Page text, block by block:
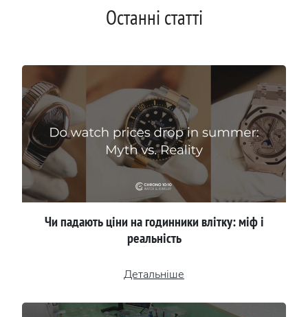
Останні статті
Чи падають ціни на годинники влітку: міф і
реальність
Детальніше